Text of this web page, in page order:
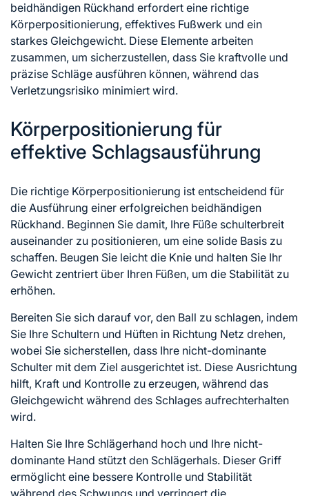
beidhändigen Rückhand erfordert eine richtige
Körperpositionierung, effektives Fußwerk und ein
starkes Gleichgewicht. Diese Elemente arbeiten
zusammen, um sicherzustellen, dass Sie kraftvolle und
präzise Schläge ausführen können, während das
Verletzungsrisiko minimiert wird.
Körperpositionierung für
effektive Schlagsausführung
Die richtige Körperpositionierung ist entscheidend für
die Ausführung einer erfolgreichen beidhändigen
Rückhand. Beginnen Sie damit, Ihre Füße schulterbreit
auseinander zu positionieren, um eine solide Basis zu
schaffen. Beugen Sie leicht die Knie und halten Sie Ihr
Gewicht zentriert über Ihren Füßen, um die Stabilität zu
erhöhen.
Bereiten Sie sich darauf vor, den Ball zu schlagen, indem
Sie Ihre Schultern und Hüften in Richtung Netz drehen,
wobei Sie sicherstellen, dass Ihre nicht-dominante
Schulter mit dem Ziel ausgerichtet ist. Diese Ausrichtung
hilft, Kraft und Kontrolle zu erzeugen, während das
Gleichgewicht während des Schlages aufrechterhalten
wird.
Halten Sie Ihre Schlägerhand hoch und Ihre nicht-
dominante Hand stützt den Schlägerhals. Dieser Griff
ermöglicht eine bessere Kontrolle und Stabilität